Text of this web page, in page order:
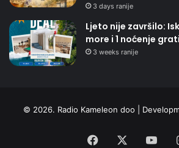
3 days ranije
Ljeto nije završilo:
more i 1 noćenje
3 weeks ranije
© 2026. Radio Kameleon doo |
Facebook